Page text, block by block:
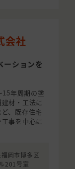
会社
ーションを
年周期の塗
材・工法に
、既存住宅
事を中心に
岡市博多区
201号室